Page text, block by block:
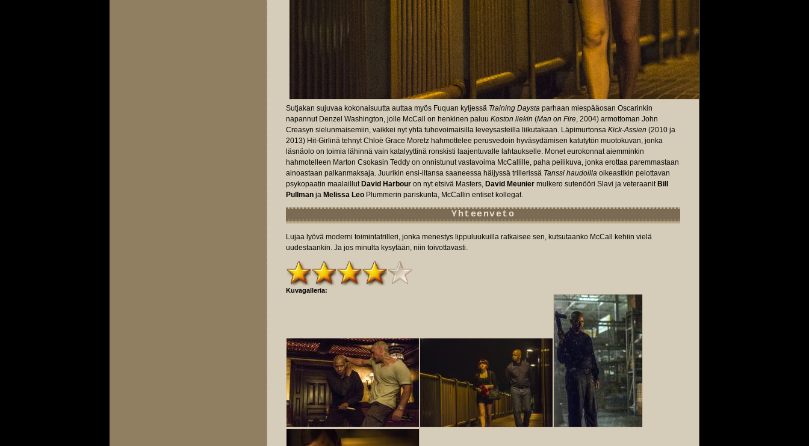
Sutjakan sujuvaa kokonaisuutta auttaa myös Fuquan kyljessä Training Daysta parhaan miespääosan Oscarinkin
napannut Denzel Washington, jolle McCall on henkinen paluu Koston liekin (Man on Fire, 2004) armottoman John
Creasyn sielunmaisemiin, vaikkei nyt yhtä tuhovoimaisilla leveysasteilla liikutakaan. Läpimurtonsa Kick-Assien (2010 ja
2013) Hit-Girlinä tehnyt Chloë Grace Moretz hahmottelee perusvedoin hyväsydämisen katutytön muotokuvan, jonka
läsnäolo on toimia lähinnä vain katalyyttinä ronskisti laajentuvalle lahtaukselle. Monet eurokonnat aiemminkin
hahmotelleen Marton Csokasin Teddy on onnistunut vastavoima McCallille, paha peilikuva, jonka erottaa paremmastaan
ainoastaan palkanmaksaja. Juurikin ensi-iltansa saaneessa häijyssä trillerissä Tanssi haudoilla oikeastikin pelottavan
psykopaatin maalaillut David Harbour on nyt etsivä Masters, David Meunier mulkero sutenööri Slavi ja veteraanit Bill
Pullman ja Melissa Leo Plummerin pariskunta, McCallin entiset kollegat.
Yhteenveto
Lujaa lyövä moderni toimintatrilleri, jonka menestys lippuluukuilla ratkaisee sen, kutsutaanko McCall kehiin vielä
uudestaankin. Ja jos minulta kysytään, niin toivottavasti.
Kuvagalleria: